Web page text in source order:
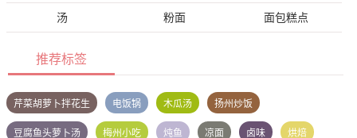
汤 粉面 面包糕点
推荐标签
芹菜胡萝卜拌花生 电饭锅 木瓜汤 扬州炒饭
豆腐鱼头萝卜汤 梅州小吃 炖鱼 凉面 卤味 烘焙